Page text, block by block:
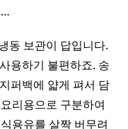
…
동 보관이 답입니다.
용하기 불편하죠. 송
퍼백에 얇게 펴서 담
리용으로 구분하여
용유를 살짝 버무려